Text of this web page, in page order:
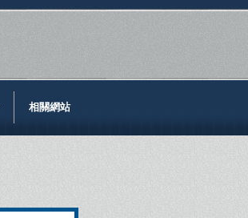
相關網站